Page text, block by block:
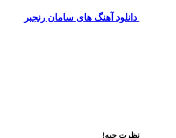
دانلود آهنگ های سامان رنجبر
نظرت چیه!